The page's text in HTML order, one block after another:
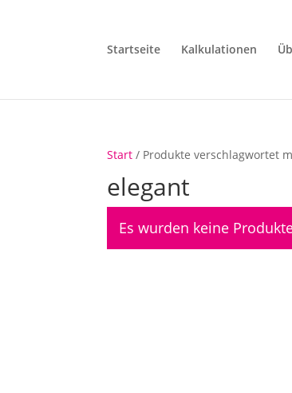
Startseite Kalkulationen
Start / Produkte verschlagwortet
elegant
Es wurden keine